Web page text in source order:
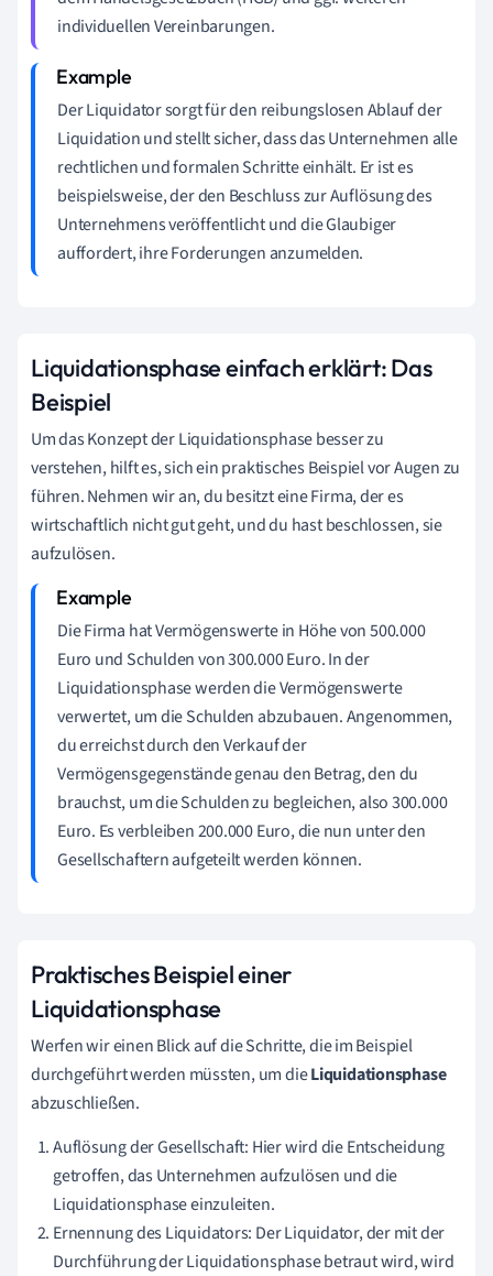
individuellen Vereinbarungen.
Der Liquidator sorgt für den reibungslosen Ablauf der
Liquidation und stellt sicher, dass das Unternehmen alle
rechtlichen und formalen Schritte einhält. Er ist es
beispielsweise, der den Beschluss zur Auflösung des
Unternehmens veröffentlicht und die Glaubiger
auffordert, ihre Forderungen anzumelden.
Liquidationsphase einfach erklärt: Das
Beispiel
Um das Konzept der Liquidationsphase besser zu
verstehen, hilft es, sich ein praktisches Beispiel vor Augen zu
führen. Nehmen wir an, du besitzt eine Firma, der es
wirtschaftlich nicht gut geht, und du hast beschlossen, sie
aufzulösen.
Die Firma hat Vermögenswerte in Höhe von 500.000
Euro und Schulden von 300.000 Euro. In der
Liquidationsphase werden die Vermögenswerte
verwertet, um die Schulden abzubauen. Angenommen,
du erreichst durch den Verkauf der
Vermögensgegenstände genau den Betrag, den du
brauchst, um die Schulden zu begleichen, also 300.000
Euro. Es verbleiben 200.000 Euro, die nun unter den
Gesellschaftern aufgeteilt werden können.
Praktisches Beispiel einer
Liquidationsphase
Werfen wir einen Blick auf die Schritte, die im Beispiel
durchgeführt werden müssten, um dieLiquidationsphase
abzuschließen.
Auflösung der Gesellschaft: Hier wird die Entscheidung
getroffen, das Unternehmen aufzulösen und die
Liquidationsphase einzuleiten.
Ernennung des Liquidators: Der Liquidator, der mit der
Durchführung der Liquidationsphase betraut wird, wird